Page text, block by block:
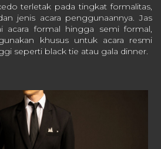
terletak pada tingkat formalitas,
jenis acara penggunaannya. Jas
acara formal hingga semi formal,
khusus untuk acara resmi
seperti black tie atau gala dinner.